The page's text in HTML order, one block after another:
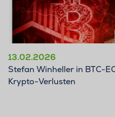
13.02.2026
Stefan Winheller in BTC-
Krypto-Verlusten